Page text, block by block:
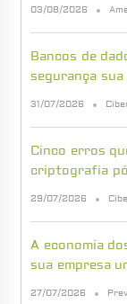
03/08/2026
Bancos de
segurança
31/07/2026
Cinco erros
criptografia
29/07/2026
A economia
sua empresa
27/07/2026